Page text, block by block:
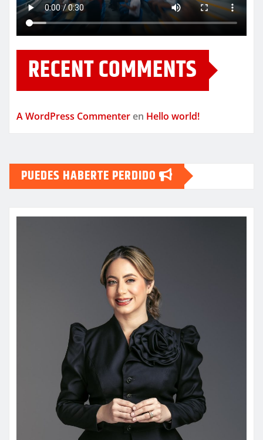
RECENT COMMENTS
A WordPress Commenter en Hello world!
PUEDES HABERTE PERDIDO